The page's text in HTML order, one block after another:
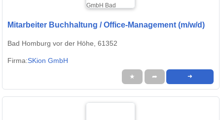
Mitarbeiter Buchhaltung / Office-Management (m/w/d)
Bad Homburg vor der Höhe, 61352
Firma:SKion GmbH
★ ➦ ➜